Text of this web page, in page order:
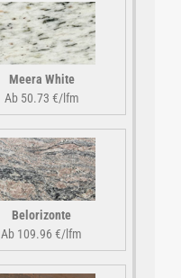
Meera White
Ab 50.73 €/lfm
Belorizonte
Ab 109.96 €/lfm